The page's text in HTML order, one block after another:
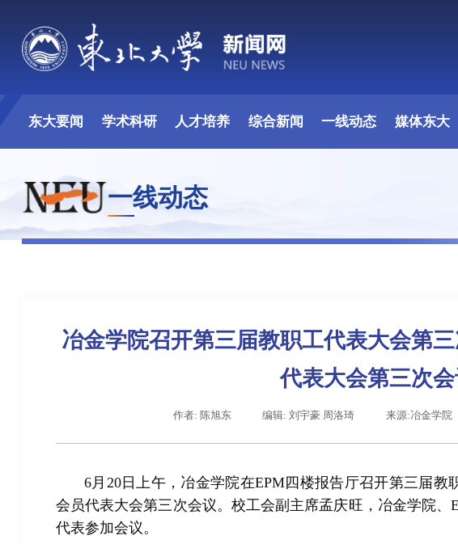
东大要闻 学术科研 人才培养 综合新闻 一线动态 媒体东大
一线动态
冶金学院召开第三届教职工代表大会第
代表大会第三次会
作者: 陈旭东 编辑: 刘宇豪 周洛琦 来源:冶金学院
6月20日上午，冶金学院在EPM四楼报告厅召开第三届教
会员代表大会第三次会议。校工会副主席孟庆旺，冶金学院、
代表参加会议。